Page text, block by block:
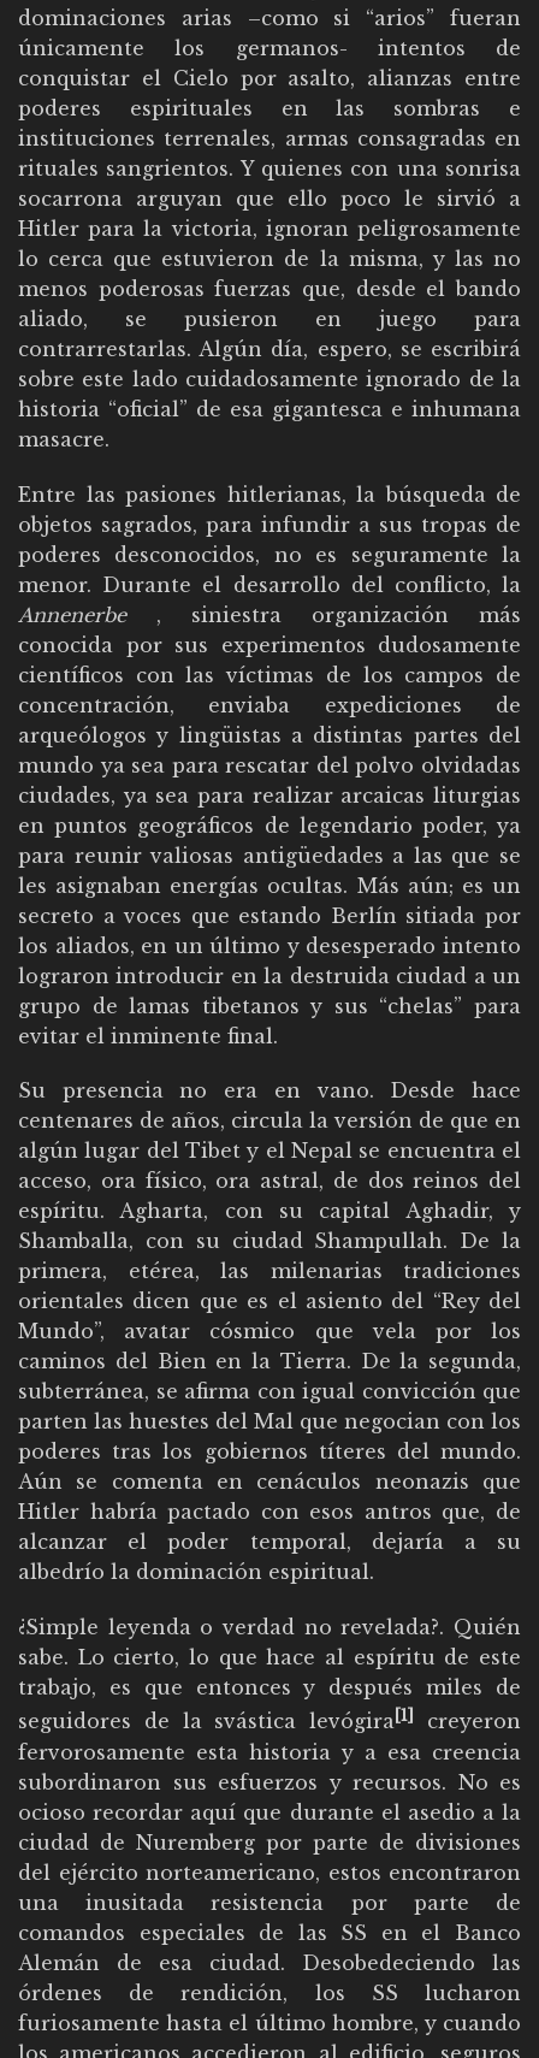
dominaciones arias –como si “arios” fueran
únicamente los germanos- intentos de
conquistar el Cielo por asalto, alianzas entre
poderes espirituales en las sombras e
instituciones terrenales, armas consagradas en
rituales sangrientos. Y quienes con una sonrisa
socarrona arguyan que ello poco le sirvió a
Hitler para la victoria, ignoran peligrosamente
lo cerca que estuvieron de la misma, y las no
menos poderosas fuerzas que, desde el bando
aliado, se pusieron en juego para
contrarrestarlas. Algún día, espero, se escribirá
sobre este lado cuidadosamente ignorado de la
historia “oficial” de esa gigantesca e inhumana
masacre.
Entre las pasiones hitlerianas, la búsqueda de
objetos sagrados, para infundir a sus tropas de
poderes desconocidos, no es seguramente la
menor. Durante el desarrollo del conflicto, la
Annenerbe, siniestra organización más
conocida por sus experimentos dudosamente
científicos con las víctimas de los campos de
concentración, enviaba expediciones de
arqueólogos y lingüistas a distintas partes del
mundo ya sea para rescatar del polvo olvidadas
ciudades, ya sea para realizar arcaicas liturgias
en puntos geográficos de legendario poder, ya
para reunir valiosas antigüedades a las que se
les asignaban energías ocultas. Más aún; es un
secreto a voces que estando Berlín sitiada por
los aliados, en un último y desesperado intento
lograron introducir en la destruida ciudad a un
grupo de lamas tibetanos y sus “chelas” para
evitar el inminente final.
Su presencia no era en vano. Desde hace
centenares de años, circula la versión de que en
algún lugar del Tibet y el Nepal se encuentra el
acceso, ora físico, ora astral, de dos reinos del
espíritu. Agharta, con su capital Aghadir, y
Shamballa, con su ciudad Shampullah. De la
primera, etérea, las milenarias tradiciones
orientales dicen que es el asiento del “Rey del
Mundo”, avatar cósmico que vela por los
caminos del Bien en la Tierra. De la segunda,
subterránea, se afirma con igual convicción que
parten las huestes del Mal que negocian con los
poderes tras los gobiernos títeres del mundo.
Aún se comenta en cenáculos neonazis que
Hitler habría pactado con esos antros que, de
alcanzar el poder temporal, dejaría a su
albedrío la dominación espiritual.
¿Simple leyenda o verdad no revelada?. Quién
sabe. Lo cierto, lo que hace al espíritu de este
trabajo, es que entonces y después miles de
seguidores de la svástica levógira[1]
creyeron
fervorosamente esta historia y a esa creencia
subordinaron sus esfuerzos y recursos. No es
ocioso recordar aquí que durante el asedio a la
ciudad de Nuremberg por parte de divisiones
del ejército norteamericano, estos encontraron
una inusitada resistencia por parte de
comandos especiales de las SS en el Banco
Alemán de esa ciudad. Desobedeciendo las
órdenes de rendición, los SS lucharon
furiosamente hasta el último hombre, y cuando
los americanos accedieron al edificio, seguros